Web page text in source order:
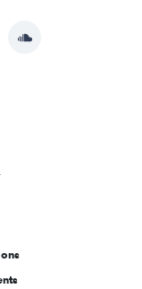
Soundcloud